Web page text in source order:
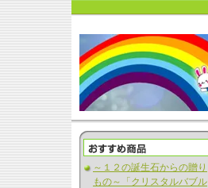
～１２の誕生石からの贈り
もの～「クリスタルバブル